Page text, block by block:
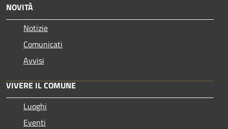
NOVITÀ
Notizie
Comunicati
Avvisi
VIVERE IL COMUNE
Luoghi
Eventi